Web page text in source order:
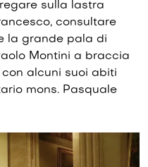
sulla lastra
consultare
la grande pala di
Montini a braccia
alcuni suoi abiti
mons. Pasquale